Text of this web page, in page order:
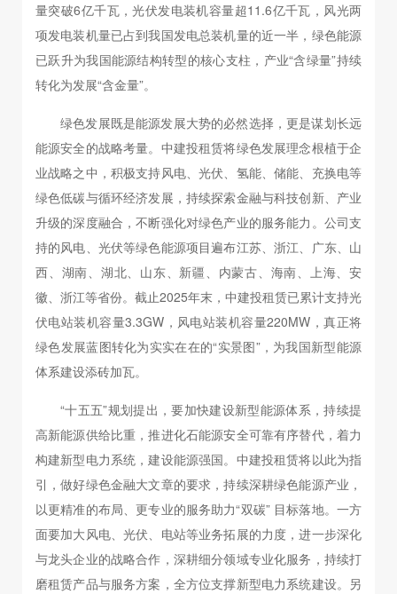
量突破6亿千瓦，光伏发电装机容量超11.6亿千瓦，风光两
项发电装机量已占到我国发电总装机量的近一半，绿色能源
已跃升为我国能源结构转型的核心支柱，产业“含绿量”持续
转化为发展“含金量”。
绿色发展既是能源发展大势的必然选择，更是谋划长远
能源安全的战略考量。中建投租赁将绿色发展理念根植于企
业战略之中，积极支持风电、光伏、氢能、储能、充换电等
绿色低碳与循环经济发展，持续探索金融与科技创新、产业
升级的深度融合，不断强化对绿色产业的服务能力。公司支
持的风电、光伏等绿色能源项目遍布江苏、浙江、广东、山
西、湖南、湖北、山东、新疆、内蒙古、海南、上海、安
徽、浙江等省份。截止2025年末，中建投租赁已累计支持光
伏电站装机容量3.3GW，风电站装机容量220MW，真正将
绿色发展蓝图转化为实实在在的“实景图”，为我国新型能源
体系建设添砖加瓦。
“十五五”规划提出，要加快建设新型能源体系，持续提
高新能源供给比重，推进化石能源安全可靠有序替代，着力
构建新型电力系统，建设能源强国。中建投租赁将以此为指
引，做好绿色金融大文章的要求，持续深耕绿色能源产业，
以更精准的布局、更专业的服务助力“双碳” 目标落地。一方
面要加大风电、光伏、电站等业务拓展的力度，进一步深化
与龙头企业的战略合作，深耕细分领域专业化服务，持续打
磨租赁产品与服务方案，全方位支撑新型电力系统建设。另